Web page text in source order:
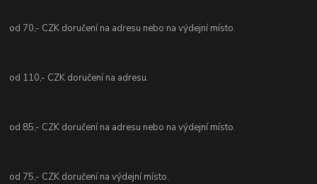
od 70,- CZK doručení na adresu nebo na výdejní místo.
od 110,- CZK doručení na adresu.
od 85,- CZK doručení na adresu nebo na výdejní místo.
od 75,- CZK doručení na výdejní místo.